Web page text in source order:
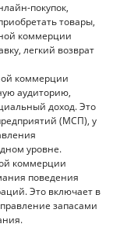
покупок,
товары,
коммерции
легкий возврат
коммерции
аудиторию,
доход. Это
(МСП), у
уровне.
коммерции
поведения
Это включает в
запасами